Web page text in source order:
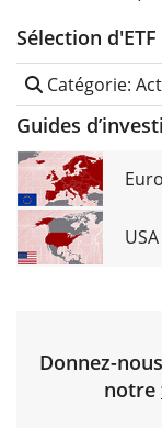
Sélection
Catégorie:
Guides
Donnez-
notre